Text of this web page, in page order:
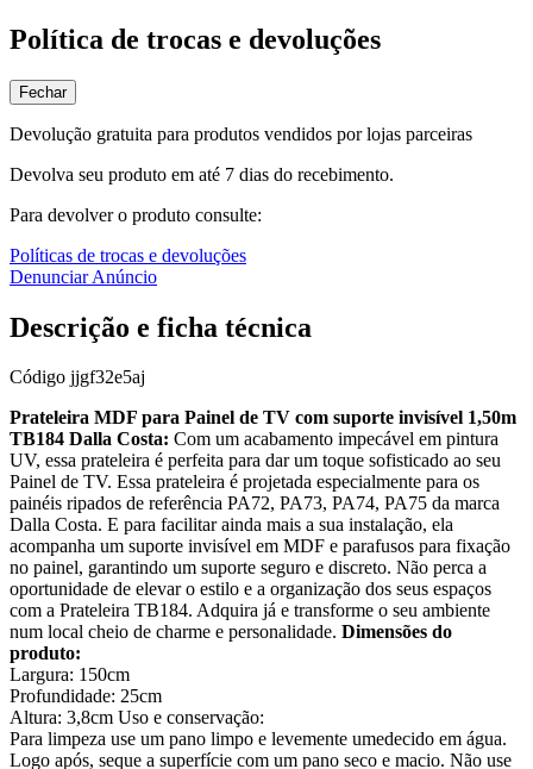
Política de trocas e devoluções
Fechar
Devolução gratuita para produtos vendidos por lojas parceiras
Devolva seu produto em até 7 dias do recebimento.
Para devolver o produto consulte:
Políticas de trocas e devoluções
Denunciar Anúncio
Descrição e ficha técnica
Código jjgf32e5aj
Prateleira MDF para Painel de TV com suporte invisível 1,50m
TB184 Dalla Costa: Com um acabamento impecável em pintura
UV, essa prateleira é perfeita para dar um toque sofisticado ao seu
Painel de TV. Essa prateleira é projetada especialmente para os
painéis ripados de referência PA72, PA73, PA74, PA75 da marca
Dalla Costa. E para facilitar ainda mais a sua instalação, ela
acompanha um suporte invisível em MDF e parafusos para fixação
no painel, garantindo um suporte seguro e discreto. Não perca a
oportunidade de elevar o estilo e a organização dos seus espaços
com a Prateleira TB184. Adquira já e transforme o seu ambiente
num local cheio de charme e personalidade. Dimensões do
produto:
Largura: 150cm
Profundidade: 25cm
Altura: 3,8cm Uso e conservação:
Para limpeza use um pano limpo e levemente umedecido em água.
Logo após, seque a superfície com um pano seco e macio. Não use